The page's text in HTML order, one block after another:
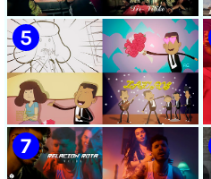
Videoclip - Dirección: Adrián
Sánchez Ávila
🟡 Sweet Lizzy Project -
¨Nothing Lasts¨ - Videoclip -
Dirección: Víctor Vinuesa
(Vitiko)